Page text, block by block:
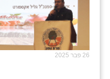
26 פבר 2025